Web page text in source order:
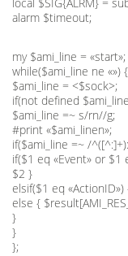
local $SIG{ALRM} =
alarm $timeout;
my $ami_line = «start»;
while($ami_line ne «») {
$ami_line = <$sock>;
if(not defined
$ami_line =~ s/rn//g;
#print «$ami_linen»;
if($ami_line =~ /
if($1 eq «Event» or $1
$2 }
elsif($1 eq
else {
}
}
};